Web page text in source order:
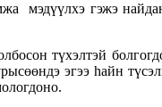
мэдүүлхэ гэжэ
түхэлтэй
эгээ hайн